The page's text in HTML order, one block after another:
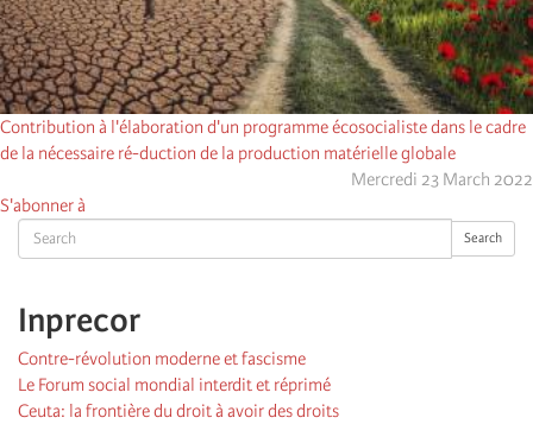
Search Search
Inprecor
Contre-révolution moderne et fascisme
Le Forum social mondial interdit et réprimé
Ceuta: la frontière du droit à avoir des droits
Contribution à l'élaboration d'un programme écosocialiste dans le cadre
de la nécessaire ré-duction de la production matérielle globale
Mercredi 23 March 2022
S'abonner à